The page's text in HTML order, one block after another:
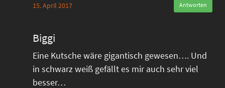
15. April 2017 Antworten
Biggi
Eine Kutsche wäre gigantisch gewesen…. Und
in schwarz weiß gefällt es mir auch sehr viel
besser…